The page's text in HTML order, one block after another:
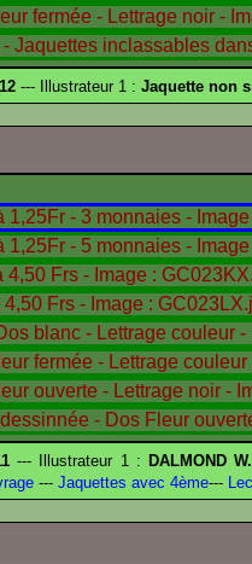
--- Illustrateur 1 : Jaquette non
--- Illustrateur 1 : DALMOND W.
--- Jaquettes avec 4ème---